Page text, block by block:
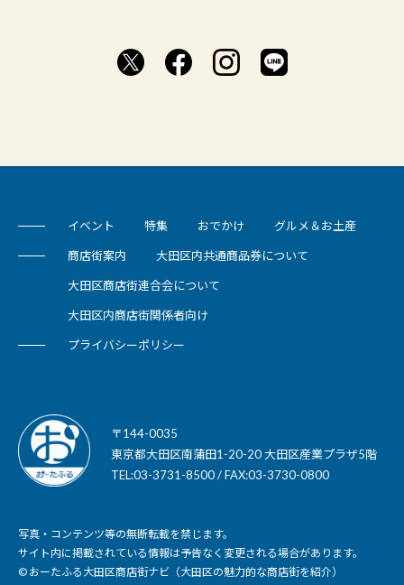
イベント 特集 おでかけ グルメ＆お土産
商店街案内 大田区内共通商品券について
大田区商店街連合会について
大田区内商店街関係者向け
プライバシーポリシー
〒144-0035
東京都大田区南蒲田1-20-20 大田区産業プラザ5階
TEL:03-3731-8500 / FAX:03-3730-0800
写真・コンテンツ等の無断転載を禁じます。
サイト内に掲載されている情報は予告なく変更される場合があります。
© おーたふる大田区商店街ナビ（大田区の魅力的な商店街を紹介）